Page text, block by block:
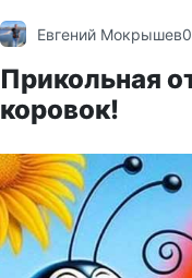
Евгений Мокрышев
Прикольная
коровок!